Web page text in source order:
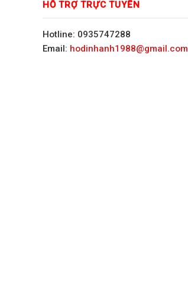
HỖ TRỢ TRỰC TUYẾN
Hotline: 0935747288
Email: hodinhanh1988@gmail.com